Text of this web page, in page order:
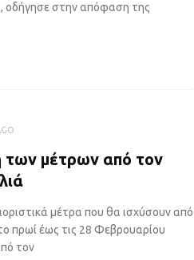
οδήγησε στην απόφαση της
των μέτρων από τον
μέτρα που θα ισχύσουν από
πρωί έως τις 28 Φεβρουαρίου
τον